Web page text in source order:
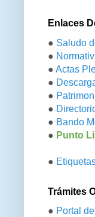
Enlaces
● Saludo
●
● Actas
●
●
●
● Bando
● Punto
●
Trámites
● Portal